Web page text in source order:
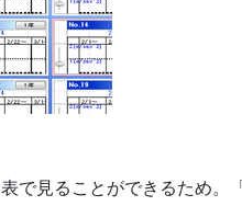
で見ることができるため。「